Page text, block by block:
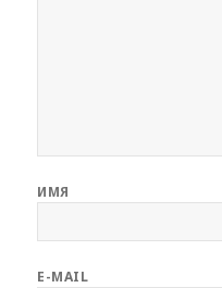
ИМЯ
E-MAIL